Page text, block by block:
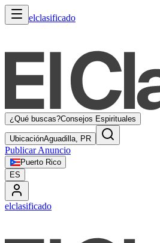
elclasificado
¿Qué buscas?Consejos Espirituales
UbicaciónAguadilla, PR
Publicar Anuncio
Puerto Rico
ES
elclasificado